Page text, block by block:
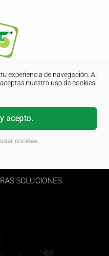
experiencia de navegación. Al
nuestro uso de cookies.
acepto.
cookies.
SOLUCIONES